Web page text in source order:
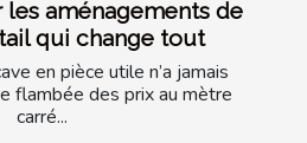
les aménagements de
qui change tout
en pièce utile n’a jamais
flambée des prix au mètre
carré...